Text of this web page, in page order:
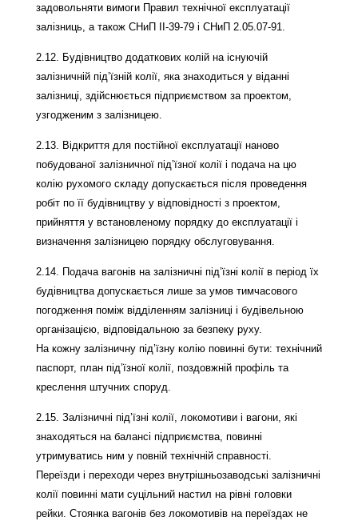
задовольняти вимоги Правил технічної експлуатації
залізниць, а також СНиП ІІ-39-79 і СНиП 2.05.07-91.
2.12. Будівництво додаткових колій на існуючій
залізничній під’їзній колії, яка знаходиться у віданні
залізниці, здійснюється підприємством за проектом,
узгодженим з залізницею.
2.13. Відкриття для постійної експлуатації наново
побудованої залізничної під’їзної колії і подача на цю
колію рухомого складу допускається після проведення
робіт по її будівництву у відповідності з проектом,
прийняття у встановленому порядку до експлуатації і
визначення залізницею порядку обслуговування.
2.14. Подача вагонів на залізничні під’їзні колії в період їх
будівництва допускається лише за умов тимчасового
погодження поміж відділенням залізниці і будівельною
організацією, відповідальною за безпеку руху.
На кожну залізничну під’їзну колію повинні бути: технічний
паспорт, план під’їзної колії, поздовжній профіль та
креслення штучних споруд.
2.15. Залізничні під’їзні колії, локомотиви і вагони, які
знаходяться на балансі підприємства, повинні
утримуватись ним у повній технічній справності.
Переїзди і переходи через внутрішньозаводські залізничні
колії повинні мати суцільний настил на рівні головки
рейки. Стоянка вагонів без локомотивів на переїздах не